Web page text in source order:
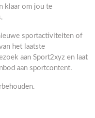
klaar om jou te
sportactiviteiten of
het laatste
aan Sport2xyz en laat
aan sportcontent.